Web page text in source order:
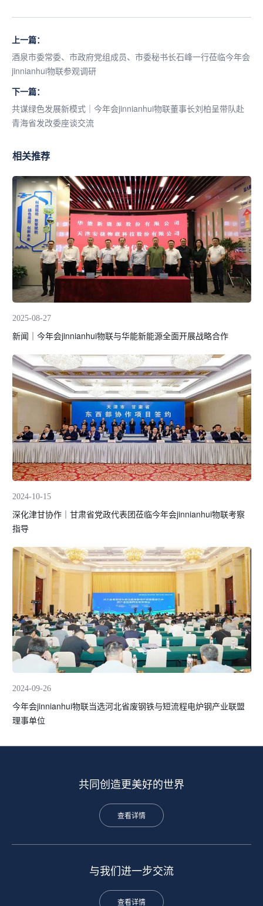
上一篇：
酒泉市委常委、市政府党组成员、市委秘书长石峰一行莅临今年会
jinnianhui物联参观调研
下一篇：
共谋绿色发展新模式｜今年会jinnianhui物联董事长刘柏呈带队赴
青海省发改委座谈交流
相关推荐
2025-08-27
新闻｜今年会jinnianhui物联与华能新能源全面开展战略合作
2024-10-15
深化津甘协作｜甘肃省党政代表团莅临今年会jinnianhui物联考察
指导
2024-09-26
今年会jinnianhui物联当选河北省废钢铁与短流程电炉钢产业联盟
理事单位
共同创造更美好的世界
查看详情
与我们进一步交流
查看详情